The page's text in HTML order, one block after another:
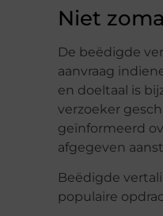
Niet
De beëdigde
aanvraag
en doeltaal is
verzoeker
geïnformeerd
afgegeven
Beëdigde
populaire